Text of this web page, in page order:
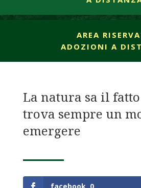
AREA
ADOZIONI A
La natura sa il fatto
trova sempre un
emergere